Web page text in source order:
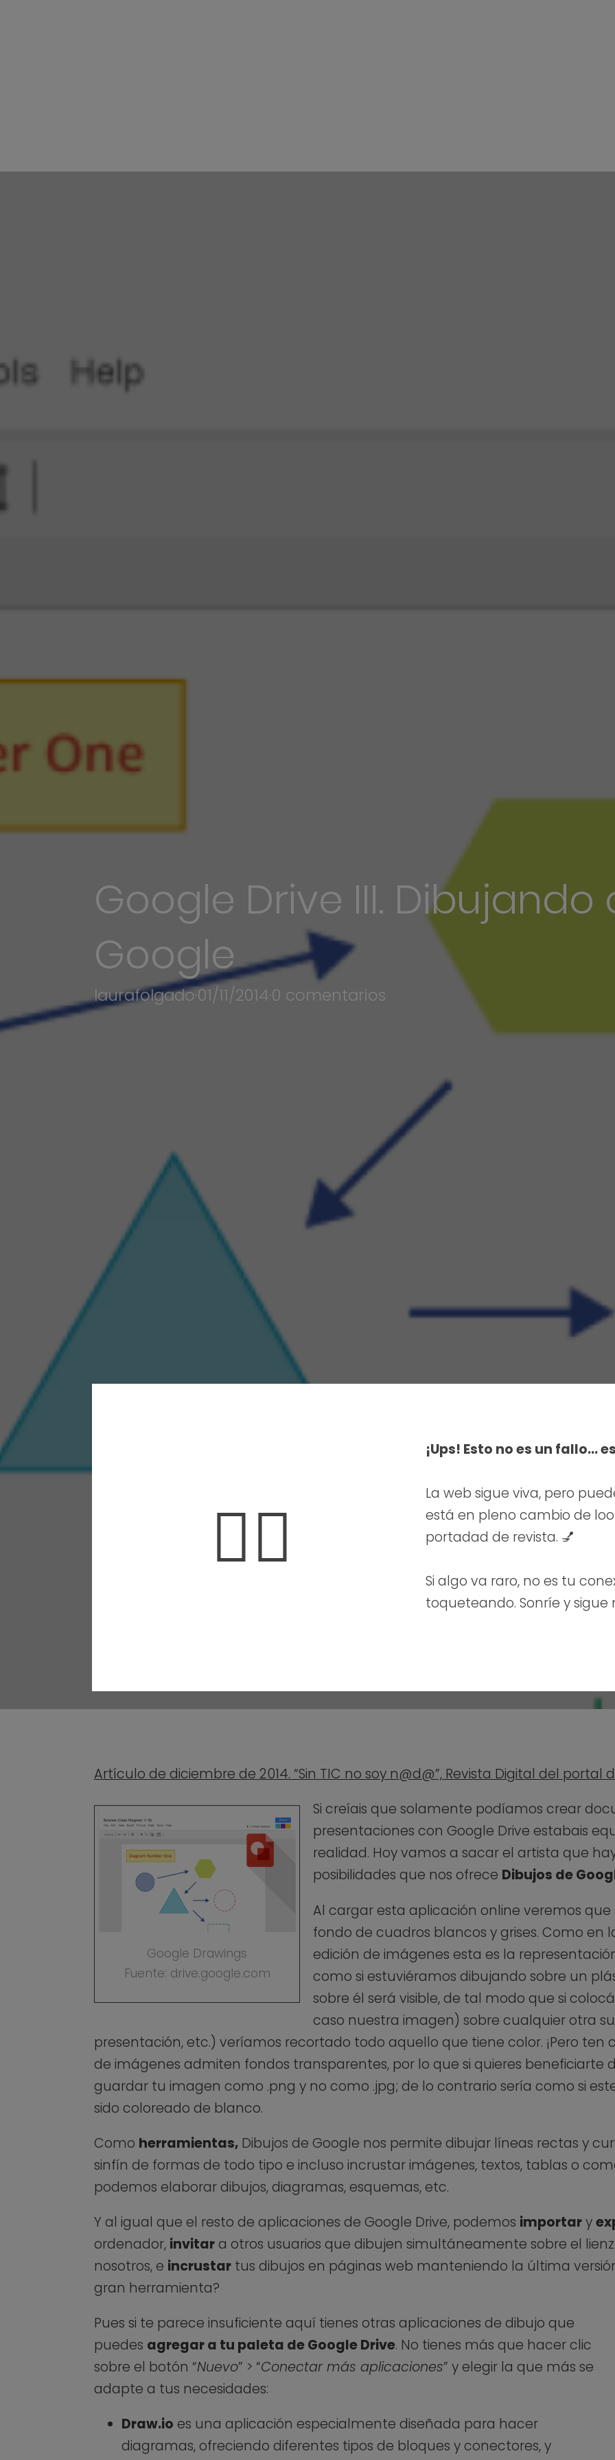
Google Drive III. Dibujando
Google
laurafolgado·01/11/2014·0 comentarios
Artículo de diciembre de 2014. “Sin TIC no soy n@d@”, Revista Digital del
Google Drawings
Fuente: drive.google.com
Si creíais que solamente podíamos crear
presentaciones con Google Drive estabais
realidad. Hoy vamos a sacar el artista que
posibilidades que nos ofrece Dibujos de
Al cargar esta aplicación online veremos
fondo de cuadros blancos y grises. Como
edición de imágenes esta es la
como si estuviéramos dibujando sobre un
sobre él será visible, de tal modo que si
caso nuestra imagen) sobre cualquier otra
presentación, etc.) veríamos recortado todo aquello que tiene color. ¡Pero ten
de imágenes admiten fondos transparentes, por lo que si quieres beneficiarte
guardar tu imagen como .png y no como .jpg; de lo contrario sería como si
sido coloreado de blanco.
Como herramientas, Dibujos de Google nos permite dibujar líneas rectas y
sinfín de formas de todo tipo e incluso incrustar imágenes, textos, tablas o
podemos elaborar dibujos, diagramas, esquemas, etc.
Y al igual que el resto de aplicaciones de Google Drive, podemos importary
ordenador, invitara otros usuarios que dibujen simultáneamente sobre el
nosotros, e incrustar tus dibujos en páginas web manteniendo la última
gran herramienta?
Pues si te parece insuficiente aquí tienes otras aplicaciones de dibujo que
puedes agregar a tu paleta de Google Drive. No tienes más que hacer clic
sobre el botón “Nuevo” > “Conectar más aplicaciones” y elegir la que más se
adapte a tus necesidades:
Draw.io es una aplicación especialmente diseñada para hacer
diagramas, ofreciendo diferentes tipos de bloques y conectores, y
🤦‍♀️
¡Ups! Esto no es un fallo…
La web sigue viva, pero
está en pleno cambio de
portadad de revista. 💅
Si algo va raro, no es tu
toqueteando. Sonríe y sigue